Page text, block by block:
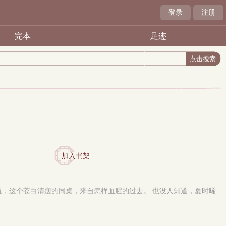
登录 注册
完本 足迹
加入书架
这个苍白清瘦的同桌，来自怎样血腥的过去。 也没人知道，夏时晞